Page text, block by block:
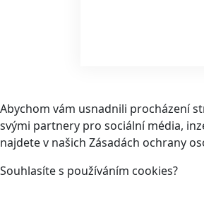
Abychom vám usnadnili procházení
svými partnery pro sociální média,
najdete v našich Zásadách ochrany
Souhlasíte s používáním cookies?